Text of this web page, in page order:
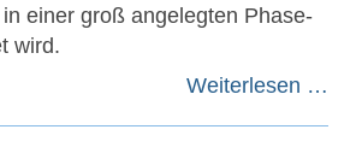
einer groß angelegten Phase-
wird.
Weiterlesen …